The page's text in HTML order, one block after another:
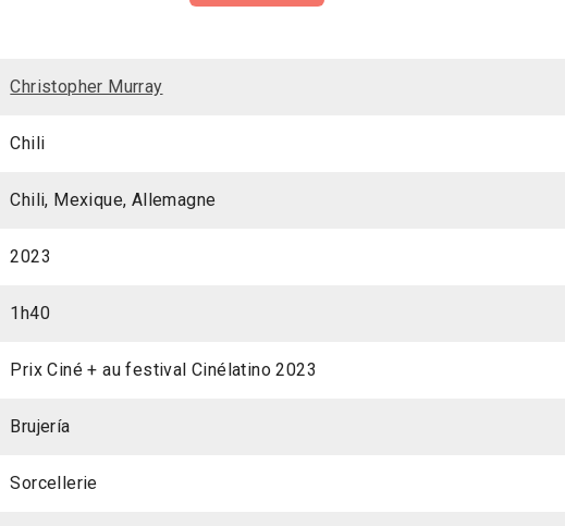
Christopher Murray
Chili
Chili, Mexique, Allemagne
2023
1h40
Prix Ciné + au festival Cinélatino 2023
Brujería
Sorcellerie